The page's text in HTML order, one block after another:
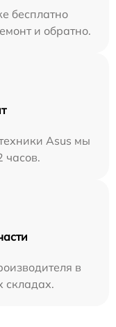
бесплатно
и обратно.
Asus мы
часов.
в
складах.